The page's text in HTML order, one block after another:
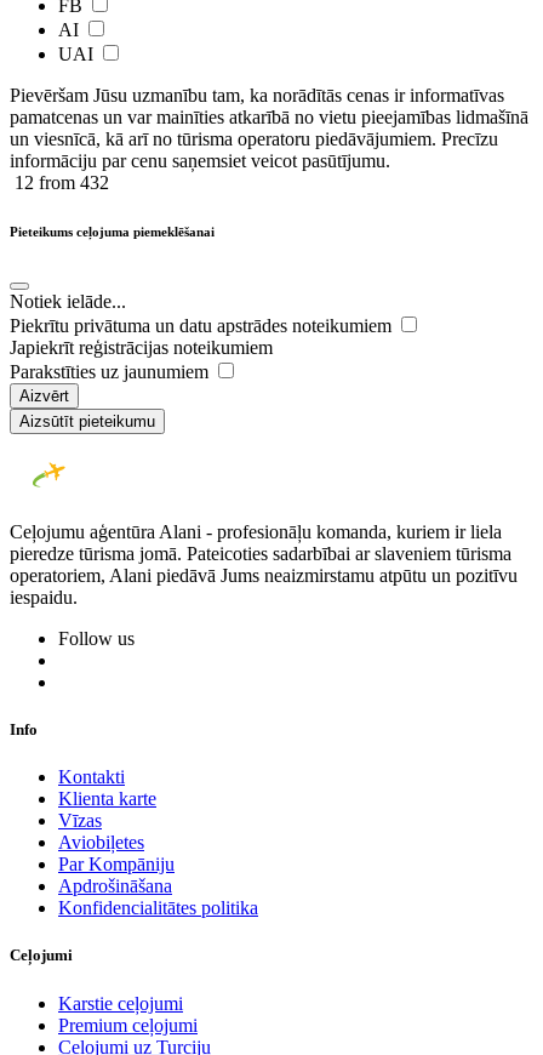
FB
AI
UAI
Pievēršam Jūsu uzmanību tam, ka norādītās cenas ir ​informatīvas ​
pamatcenas un var mainīties atkarībā ​no ​vietu pieejamības lidmašīnā
un viesnīcā, kā arī no tūrisma operatoru piedāvājumiem. Precīzu
informāciju par cenu saņemsiet veicot pasūtījumu.
12 from 432
Pieteikums ceļojuma piemeklēšanai
Notiek ielāde...
Piekrītu privātuma un datu apstrādes noteikumiem
Japiekrīt reģistrācijas noteikumiem
Parakstīties uz jaunumiem
Aizvērt
Aizsūtīt pieteikumu
Ceļojumu aģentūra Alani - profesionāļu komanda, kuriem ir liela
pieredze tūrisma jomā. Pateicoties sadarbībai ar slaveniem tūrisma
operatoriem, Alani piedāvā Jums neaizmirstamu atpūtu un pozitīvu
iespaidu.
Follow us
Info
Kontakti
Klienta karte
Vīzas
Aviobiļetes
Par Kompāniju
Apdrošināšana
Konfidencialitātes politika
Ceļojumi
Karstie ceļojumi
Premium ceļojumi
Ceļojumi uz Turciju